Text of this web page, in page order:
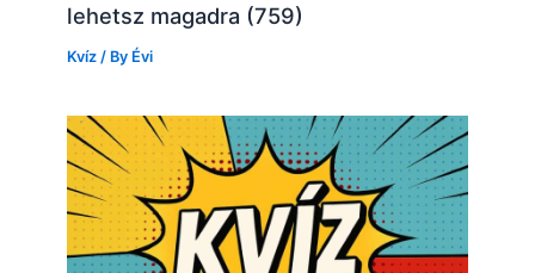
lehetsz magadra (759)
Kvíz / By Évi